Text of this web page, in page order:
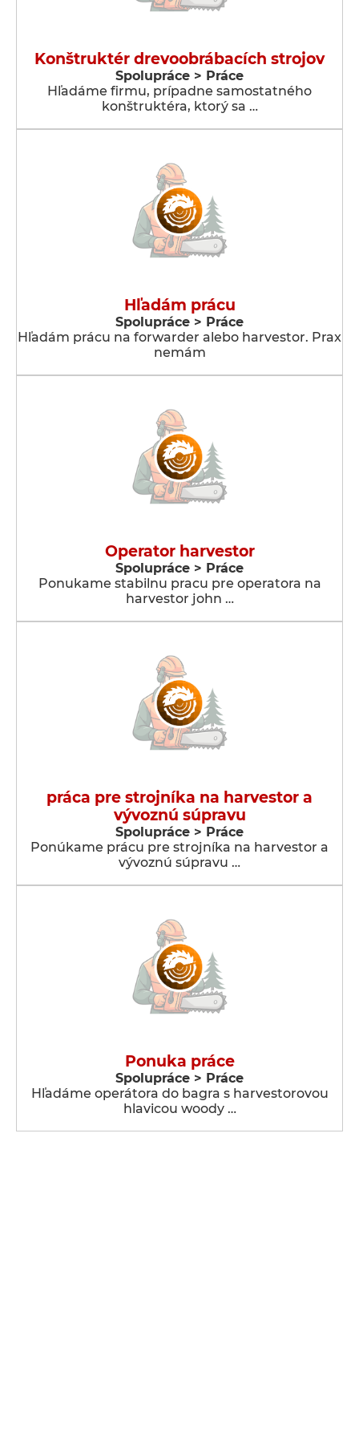
Konštruktér drevoobrábacích strojov
Spolupráce > Práce
Hľadáme firmu, prípadne samostatného
konštruktéra, ktorý sa …
Hľadám prácu
Spolupráce > Práce
Hľadám prácu na forwarder alebo harvestor. Prax
nemám
Operator harvestor
Spolupráce > Práce
Ponukame stabilnu pracu pre operatora na
harvestor john …
práca pre strojníka na harvestor a
vývoznú súpravu
Spolupráce > Práce
Ponúkame prácu pre strojníka na harvestor a
vývoznú súpravu …
Ponuka práce
Spolupráce > Práce
Hľadáme operátora do bagra s harvestorovou
hlavicou woody …